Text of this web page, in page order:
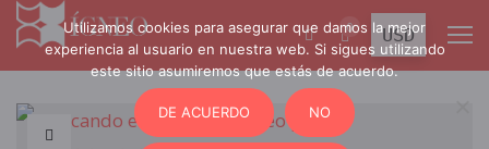
0
Utilizamos cookies para asegurar que damos la mejor
experiencia al usuario en nuestra web. Si sigues utilizando
este sitio asumiremos que estás de acuerdo.
DE ACUERDO NO